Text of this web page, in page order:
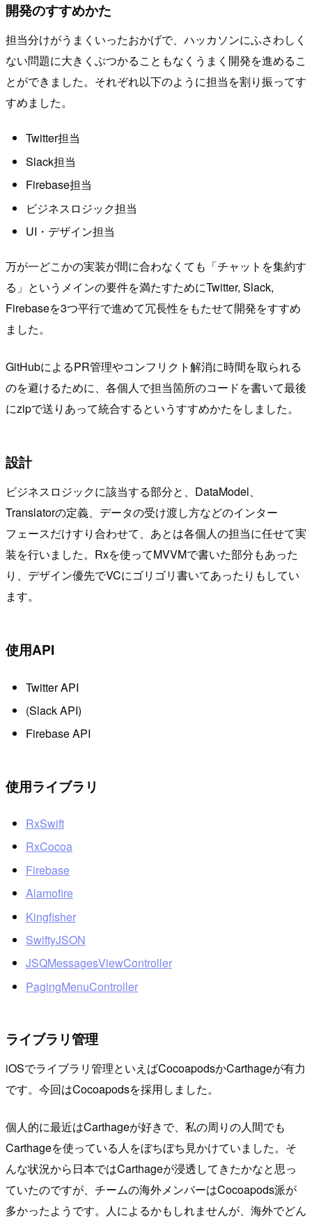
開発のすすめかた
担当分けがうまくいったおかげで、ハッカソンにふさわしく
ない問題に大きくぶつかることもなくうまく開発を進めるこ
とができました。それぞれ以下のように担当を割り振ってす
すめました。
Twitter担当
Slack担当
Firebase担当
ビジネスロジック担当
UI・デザイン担当
万が一どこかの実装が間に合わなくても「チャットを集約す
る」というメインの要件を満たすためにTwitter, Slack,
Firebaseを3つ平行で進めて冗長性をもたせて開発をすすめ
ました。
GitHubによるPR管理やコンフリクト解消に時間を取られる
のを避けるために、各個人で担当箇所のコードを書いて最後
にzipで送りあって統合するというすすめかたをしました。
設計
ビジネスロジックに該当する部分と、DataModel、
Translatorの定義、データの受け渡し方などのインター
フェースだけすり合わせて、あとは各個人の担当に任せて実
装を行いました。Rxを使ってMVVMで書いた部分もあった
り、デザイン優先でVCにゴリゴリ書いてあったりもしてい
ます。
使用API
Twitter API
(Slack API)
Firebase API
使用ライブラリ
RxSwift
RxCocoa
Firebase
Alamofire
Kingfisher
SwiftyJSON
JSQMessagesViewController
PagingMenuController
ライブラリ管理
iOSでライブラリ管理といえばCocoapodsかCarthageが有力
です。今回はCocoapodsを採用しました。
個人的に最近はCarthageが好きで、私の周りの人間でも
Carthageを使っている人をぼちぼち見かけていました。そ
んな状況から日本ではCarthageが浸透してきたかなと思っ
ていたのですが、チームの海外メンバーはCocoapods派が
多かったようです。人によるかもしれませんが、海外でどん